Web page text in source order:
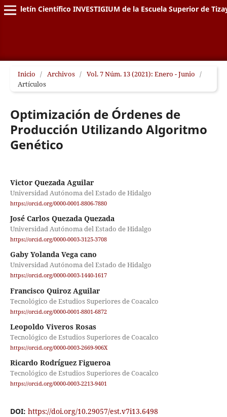
Boletín Científico INVESTIGIUM de la Escuela Superior de
Inicio / Archivos / Vol. 7 Núm. 13 (2021): Enero - Junio /
Artículos
Optimización de Órdenes de
Producción Utilizando Algoritmo
Genético
Victor Quezada Aguilar
Universidad Autónoma del Estado de Hidalgo
https://orcid.org/0000-0001-8806-7880
José Carlos Quezada Quezada
Universidad Autónoma del Estado de Hidalgo
https://orcid.org/0000-0003-3125-3708
Gaby Yolanda Vega cano
Universidad Autónoma del Estado de Hidalgo
https://orcid.org/0000-0003-1440-1617
Francisco Quiroz Aguilar
Tecnológico de Estudios Superiores de Coacalco
https://orcid.org/0000-0001-8801-6872
Leopoldo Viveros Rosas
Tecnológico de Estudios Superiores de Coacalco
https://orcid.org/0000-0003-2669-906X
Ricardo Rodríguez Figueroa
Tecnológico de Estudios Superiores de Coacalco
https://orcid.org/0000-0003-2213-9401
DOI: https://doi.org/10.29057/est.v7i13.6498